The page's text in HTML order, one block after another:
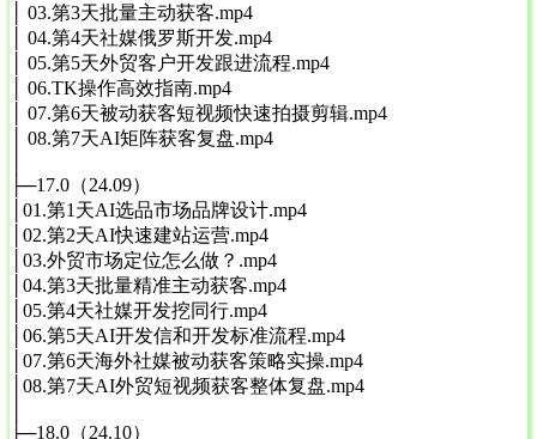
│ 03.第3天批量主动获客.mp4
│ 04.第4天社媒俄罗斯开发.mp4
│ 05.第5天外贸客户开发跟进流程.mp4
│ 06.TK操作高效指南.mp4
│ 07.第6天被动获客短视频快速拍摄剪辑.mp4
│ 08.第7天AI矩阵获客复盘.mp4
├─17.0（24.09）
│01.第1天AI选品市场品牌设计.mp4
│02.第2天AI快速建站运营.mp4
│03.外贸市场定位怎么做？.mp4
│04.第3天批量精准主动获客.mp4
│05.第4天社媒开发挖同行.mp4
│06.第5天AI开发信和开发标准流程.mp4
│07.第6天海外社媒被动获客策略实操.mp4
│08.第7天AI外贸短视频获客整体复盘.mp4
├─18.0（24.10）